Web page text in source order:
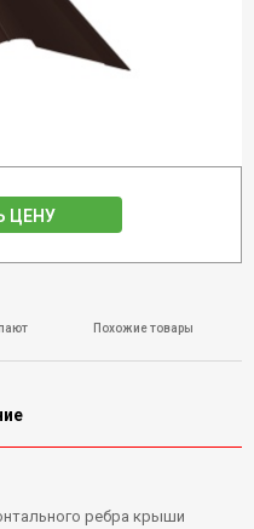
ЦЕНУ
Похожие товары
ребра крыши